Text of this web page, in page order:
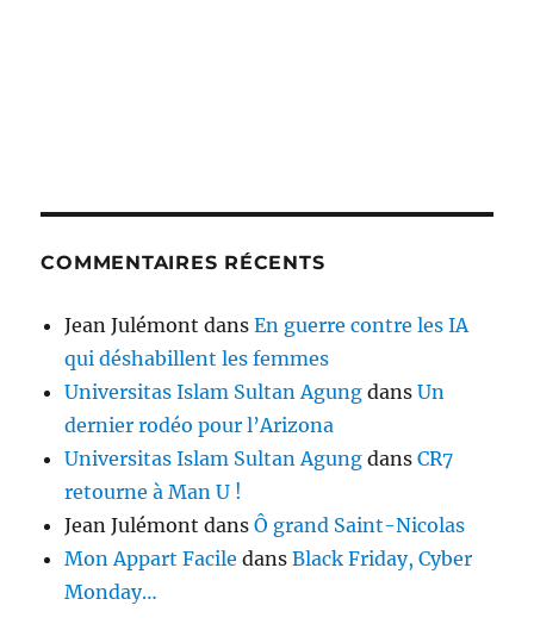
COMMENTAIRES RÉCENTS
Jean Julémont dansEn guerre contre les IA
qui déshabillent les femmes
Universitas Islam Sultan Agung dansUn
dernier rodéo pour l’Arizona
Universitas Islam Sultan Agung dansCR7
retourne à Man U !
Jean Julémont dansÔ grand Saint-Nicolas
Mon Appart Facile dansBlack Friday, Cyber
Monday…